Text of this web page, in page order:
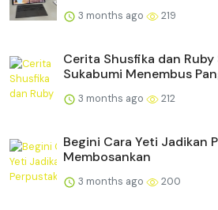
3 months ago 219
Cerita Shusfika dan Ruby
Sukabumi Menembus
3 months ago 212
Begini Cara Yeti Jadikan
Membosankan
3 months ago 200